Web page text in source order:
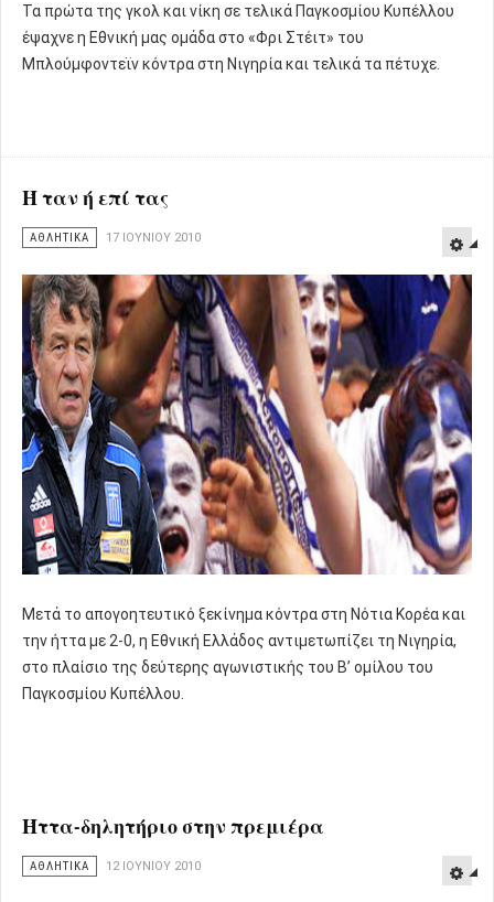
Τα πρώτα της γκολ και νίκη σε τελικά Παγκοσμίου Κυπέλλου
έψαχνε η Εθνική μας ομάδα στο «Φρι Στέιτ» του
Μπλούμφοντεϊν κόντρα στη Νιγηρία και τελικά τα πέτυχε.
Ή ταν ή επί τας
ΑΘΛΗΤΙΚΑ 17 ΙΟΥΝΊΟΥ 2010
Μετά το απογοητευτικό ξεκίνημα κόντρα στη Νότια Κορέα και
την ήττα με 2-0, η Εθνική Ελλάδος αντιμετωπίζει τη Νιγηρία,
στο πλαίσιο της δεύτερης αγωνιστικής του Β’ ομίλου του
Παγκοσμίου Κυπέλλου.
Ήττα-δηλητήριο στην πρεμιέρα
ΑΘΛΗΤΙΚΑ 12 ΙΟΥΝΊΟΥ 2010